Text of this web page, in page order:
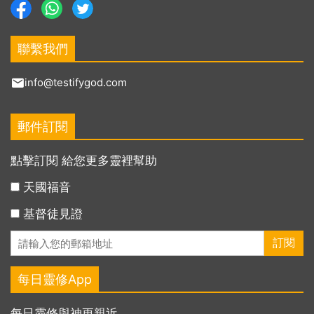
聯繫我們
info@testifygod.com
郵件訂閱
點擊訂閱 給您更多靈裡幫助
天國福音
基督徒見證
每日靈修App